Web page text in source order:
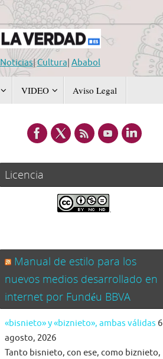
Noticias|Cultura| Ababol
VIDEO Aviso Legal
Licencia
.
Manual de estilo para los
nuevos medios desarrollado en
internet por Fundéu BBVA
«bisnieto» y «biznieto», ambas válidas 6
agosto, 2026
Tanto bisnieto, con ese, como biznieto,